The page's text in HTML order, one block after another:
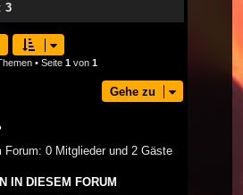
3
• Seite 1 von 1
Gehe zu
Forum: 0 Mitglieder und 2 Gäste
IN DIESEM FORUM